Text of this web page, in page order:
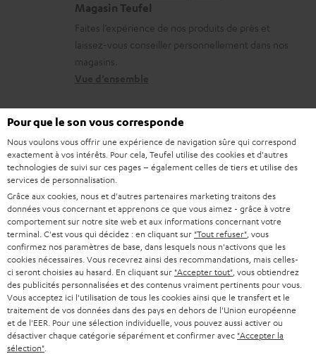
b
e
e
a
v
e
s
à
l
’
e
x
p
é
d
o
n
s
l
a
t
i
v
e
s
à
l
a
g
s
c
o
a
c
t
Magasin Teufel
Faites l’expérience de nos produits de près et
laissez-vous conseiller personnellement dans nos
magasins.
8 semaines d'essai
Retours sans frais
Service client à vie
Plus de 45 ans d'expertise
Pour que le son vous corresponde
Nous voulons vous offrir une expérience de navigation sûre qui correspond
exactement à vos intérêts. Pour cela, Teufel utilise des cookies et d'autres
technologies de suivi sur ces pages – également celles de tiers et utilise des
services de personnalisation.
Grâce aux cookies, nous et d'autres partenaires marketing traitons des
données vous concernant et apprenons ce que vous aimez - grâce à votre
comportement sur notre site web et aux informations concernant votre
terminal. C'est vous qui décidez : en cliquant sur "Tout refuser" , vous
confirmez nos paramètres de base, dans lesquels nous n'activons que les
cookies nécessaires. Vous recevrez ainsi des recommandations, mais celles-
ci seront choisies au hasard. En cliquant sur "Accepter tout" , vous obtiendrez
des publicités personnalisées et des contenus vraiment pertinents pour vous.
Vous acceptez ici l'utilisation de tous les cookies ainsi que le transfert et le
traitement de vos données dans des pays en dehors de l'Union européenne
et de l'EER. Pour une sélection individuelle, vous pouvez aussi activer ou
désactiver chaque catégorie séparément et confirmer avec "Accepter la
sélection"